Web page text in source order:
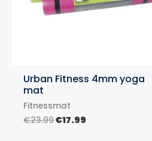
Urban Fitness 4mm yoga
mat
Fitnessmat
€23.99Oorspronkelijke
€17.99